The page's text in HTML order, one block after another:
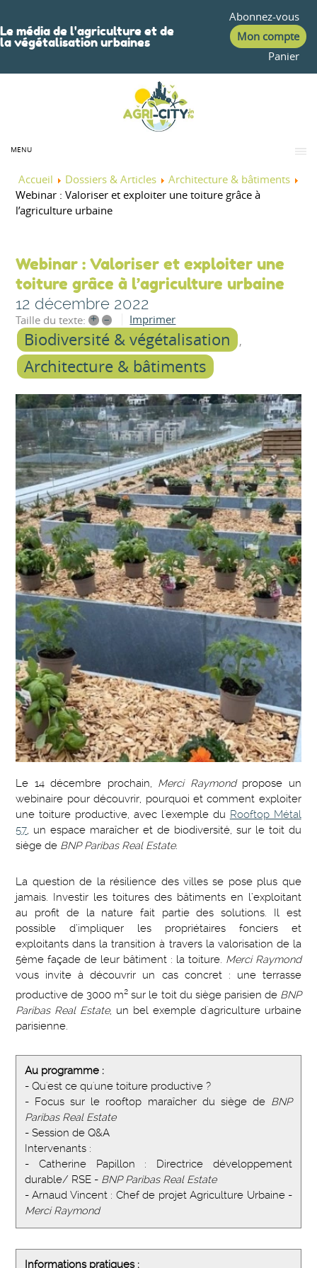
Le média de l'agriculture et de
la végétalisation urbaines
Abonnez-vous
Mon compte
Panier
MENU
Accueil Dossiers & Articles
Architecture & bâtiments
Webinar : Valoriser et exploiter une toiture grâce à
l’agriculture urbaine
Webinar : Valoriser et exploiter une
toiture grâce à l’agriculture urbaine
12 décembre 2022
Taille du texte: + – Imprimer
Biodiversité & végétalisation
Architecture & bâtiments
Le 14 décembre prochain, Merci Raymondpropose un
webinaire pour découvrir, pourquoi et comment exploiter
une toiture productive, avec l'exemple du Rooftop Métal
57, un espace maraîcher et de biodiversité, sur le toit du
siège de BNP Paribas Real Estate.
La question de la résilience des villes se pose plus que
jamais. Investir les toitures des bâtiments en l’exploitant
au profit de la nature fait partie des solutions. Il est
possible d’impliquer les propriétaires fonciers et
exploitants dans la transition à travers la valorisation de la
5ème façade de leur bâtiment : la toiture. Merci Raymond
vous invite à découvrir un cas concret : une terrasse
productive de 3000 m2 sur le toit du siège parisien de BNP
Paribas Real Estate, un bel exemple d'agriculture urbaine
parisienne.
Au programme :
- Qu'est ce qu'une toiture productive ?
- Focus sur le rooftop maraîcher du siège de BNP
Paribas Real Estate
- Session de Q&A
Intervenants :
- Catherine Papillon : Directrice développement
durable/ RSE - BNP Paribas Real Estate
- Arnaud Vincent : Chef de projet Agriculture Urbaine -
Merci Raymond
Informations pratiques :